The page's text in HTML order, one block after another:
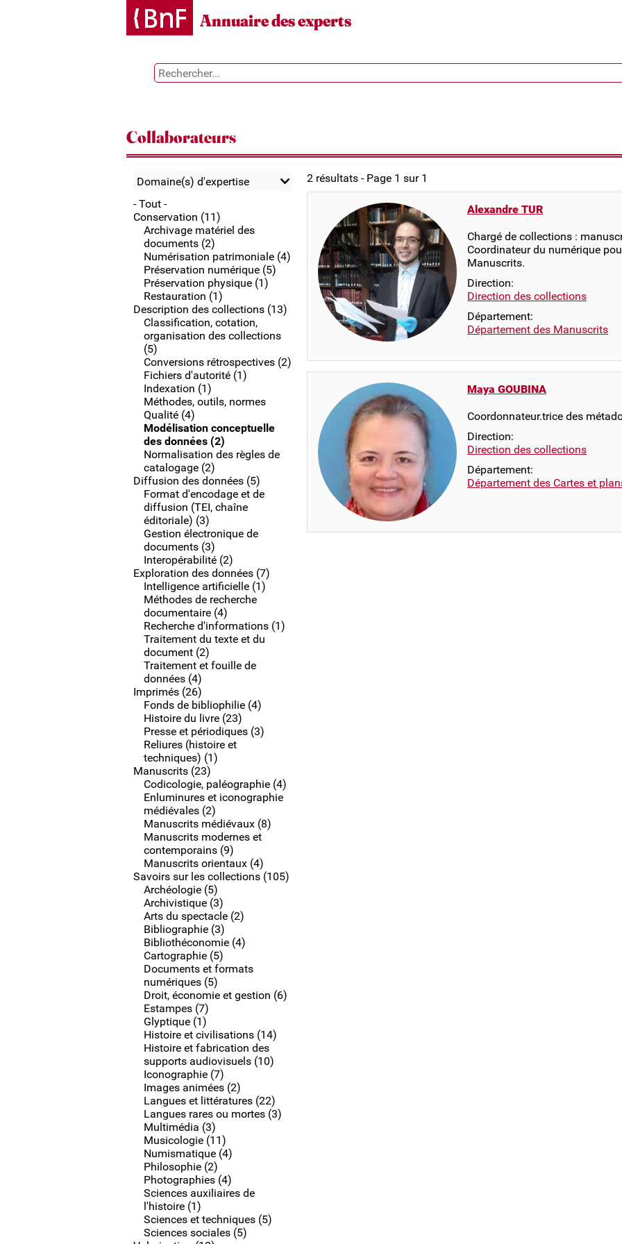
Annuaire des experts
Collaborateurs
Domaine(s) d'expertise
- Tout -
Conservation (11)
Archivage matériel des
documents (2)
Numérisation patrimoniale (4)
Préservation numérique (5)
Préservation physique (1)
Restauration (1)
Description des collections (13)
Classification, cotation,
organisation des collections
(5)
Conversions rétrospectives (2)
Fichiers d'autorité (1)
Indexation (1)
Méthodes, outils, normes
Qualité (4)
Modélisation conceptuelle
des données (2)
Normalisation des règles de
catalogage (2)
Diffusion des données (5)
Format d'encodage et de
diffusion (TEI, chaîne
éditoriale) (3)
Gestion électronique de
documents (3)
Interopérabilité (2)
Exploration des données (7)
Intelligence artificielle (1)
Méthodes de recherche
documentaire (4)
Recherche d'informations (1)
Traitement du texte et du
document (2)
Traitement et fouille de
données (4)
Imprimés (26)
Fonds de bibliophilie (4)
Histoire du livre (23)
Presse et périodiques (3)
Reliures (histoire et
techniques) (1)
Manuscrits (23)
Codicologie, paléographie (4)
Enluminures et iconographie
médiévales (2)
Manuscrits médiévaux (8)
Manuscrits modernes et
contemporains (9)
Manuscrits orientaux (4)
Savoirs sur les collections (105)
Archéologie (5)
Archivistique (3)
Arts du spectacle (2)
Bibliographie (3)
Bibliothéconomie (4)
Cartographie (5)
Documents et formats
numériques (5)
Droit, économie et gestion (6)
Estampes (7)
Glyptique (1)
Histoire et civilisations (14)
Histoire et fabrication des
supports audiovisuels (10)
Iconographie (7)
Images animées (2)
Langues et littératures (22)
Langues rares ou mortes (3)
Multimédia (3)
Musicologie (11)
Numismatique (4)
Philosophie (2)
Photographies (4)
Sciences auxiliaires de
l'histoire (1)
Sciences et techniques (5)
Sciences sociales (5)
2 résultats - Page 1 sur 1
Alexandre TUR
Chargé de collections :
Coordinateur du numérique
Manuscrits.
Direction:
Direction des collections
Département:
Département des Manuscrits
Maya GOUBINA
Coordonnateur.trice des
Direction:
Direction des collections
Département:
Département des Cartes et